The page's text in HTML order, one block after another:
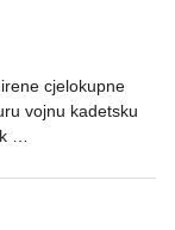
cjelokupne
vojnu kadetsku
…